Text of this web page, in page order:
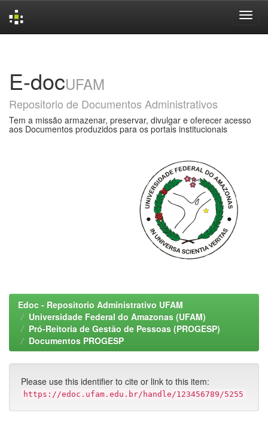
E-docUFAM
Repositorio de Documentos Administrativos
Tem a missão armazenar, preservar, divulgar e oferecer acesso
aos Documentos produzidos para os portais institucionais
Edoc - Repositorio Administrativo UFAM
Universidade Federal do Amazonas (UFAM)
Pró-Reitoria de Gestão de Pessoas (PROGESP)
Documentos PROGESP
Please use this identifier to cite or link to this item:
https://edoc.ufam.edu.br/handle/123456789/5255